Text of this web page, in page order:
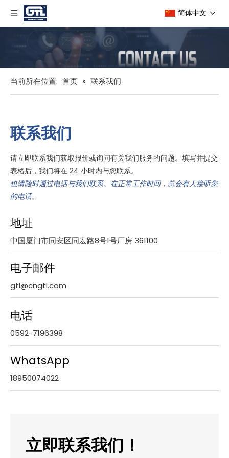
简体中文
当前所在位置: 首页 » 联系我们
联系我们
请立即联系我们获取报价或询问有关我们服务的问题。填写并提交
表格后，我们将在 24 小时内与您联系。
也请随时通过电话与我们联系。在正常工作时间，总会有人接听您
的电话。
地址
中国厦门市同安区同宏路8号1号厂房 361100
电子邮件
gtl@cngtl.com
电话
0592-7196398
WhatsApp
18950074022
立即联系我们！